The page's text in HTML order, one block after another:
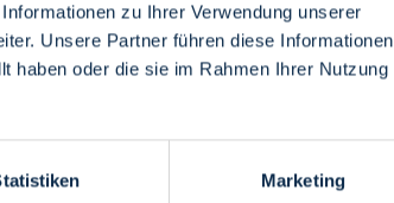
zu Ihrer Verwendung unserer
Unsere Partner führen diese Informationen
haben oder die sie im Rahmen Ihrer Nutzung
Marketing